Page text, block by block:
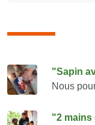
Consulter
"Sapin
Nous
"2 mains